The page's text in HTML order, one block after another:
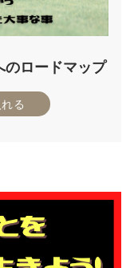
のロードマップ
る